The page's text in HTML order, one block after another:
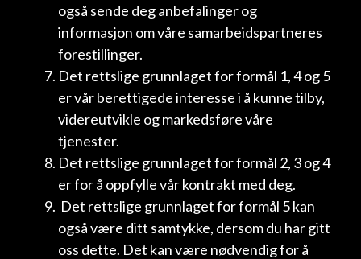
også sende deg anbefalinger og
informasjon om våre samarbeidspartneres
forestillinger.
Det rettslige grunnlaget for formål 1, 4 og 5
er vår berettigede interesse i å kunne tilby,
videreutvikle og markedsføre våre
tjenester.
Det rettslige grunnlaget for formål 2, 3 og 4
er for å oppfylle vår kontrakt med deg.
Det rettslige grunnlaget for formål 5 kan
også være ditt samtykke, dersom du har gitt
oss dette. Det kan være nødvendig for å